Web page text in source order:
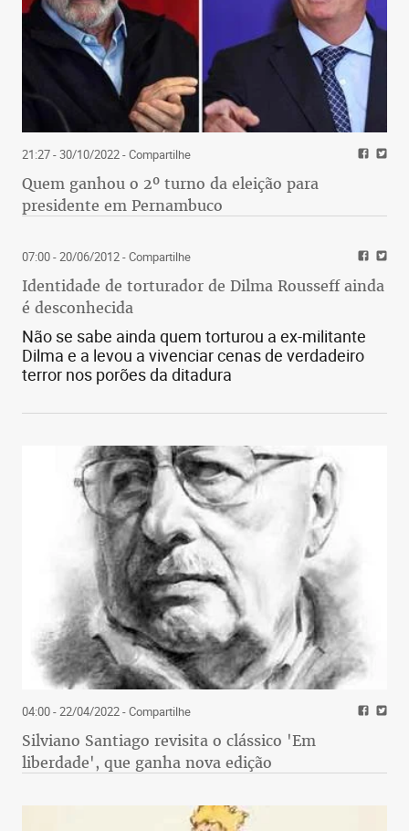
21:27 - 30/10/2022- Compartilhe
Quem ganhou o 2º turno da eleição para
presidente em Pernambuco
07:00 - 20/06/2012- Compartilhe
Identidade de torturador de Dilma Rousseff ainda
é desconhecida
Não se sabe ainda quem torturou a ex-militante
Dilma e a levou a vivenciar cenas de verdadeiro
terror nos porões da ditadura
04:00 - 22/04/2022- Compartilhe
Silviano Santiago revisita o clássico 'Em
liberdade', que ganha nova edição